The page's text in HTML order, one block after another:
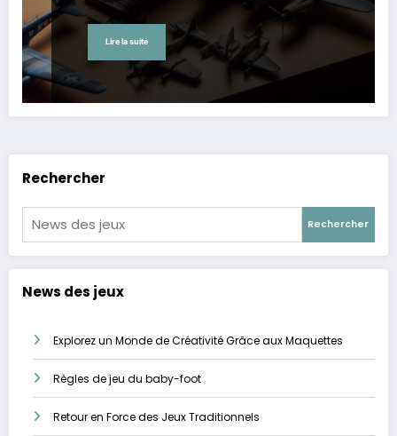
Lire la suite
Rechercher
Rechercher
News des jeux
Explorez un Monde de Créativité Grâce aux Maquettes
Règles de jeu du baby-foot
Retour en Force des Jeux Traditionnels